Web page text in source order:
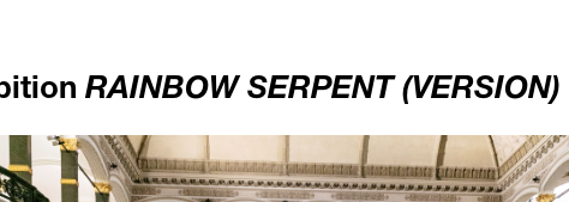
RAINBOW SERPENT (VERSION)
a32766b88a5663b74493777939909eb1.jpg